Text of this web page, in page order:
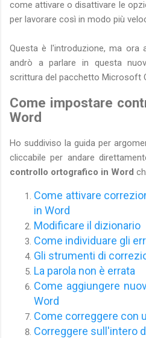
come attivare o disattivare le
per lavorare così in modo più
Questa è l'introduzione, ma ora
andrò a parlare in questa
scrittura del pacchetto Microsoft
Come impostare
Word
Ho suddiviso la guida per
cliccabile per andare
controllo ortografico in Word
Come attivare
in Word
Modificare il dizionario
Come individuare gli
Gli strumenti di
La parola non è errata
Come aggiungere
Word
Come correggere con
Correggere sull'intero